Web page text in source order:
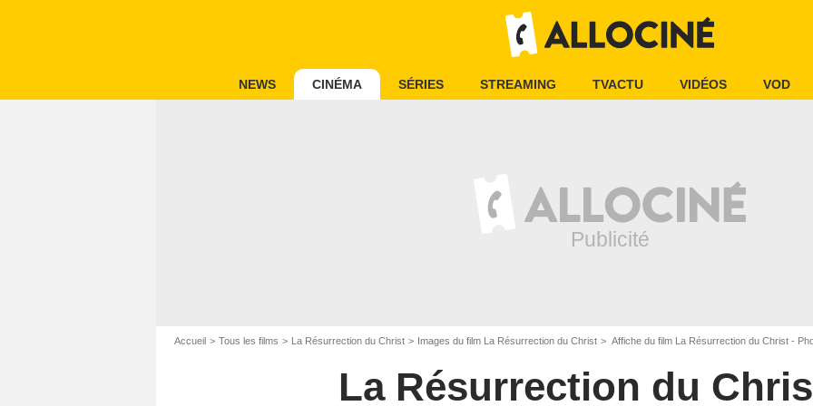
NEWS CINÉMA SÉRIES STREAMING TVACTU VIDÉOS VOD
Accueil Tous les films La Résurrection du Christ Images du film La Résurrection du Christ Affiche du film La Résurrection du Christ -
La Résurrection du